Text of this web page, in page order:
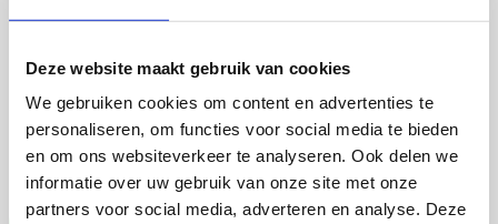
Deze website maakt gebruik van cookies
We gebruiken cookies om content en advertenties te
personaliseren, om functies voor social media te bieden
en om ons websiteverkeer te analyseren. Ook delen we
informatie over uw gebruik van onze site met onze
partners voor social media, adverteren en analyse. Deze
2 september 2026
Martijn de Roij
Wageningen University
Open Ebook